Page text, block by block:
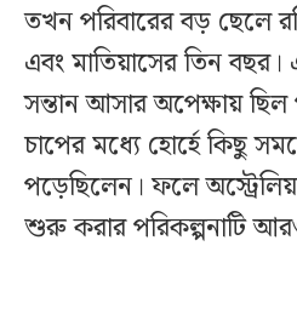
তখন পরিবারের বড় ছেলে
এবং মাতিয়াসের তিন
সন্তান আসার অপেক্ষায় ছিল
চাপের মধ্যে হোর্হে কিছু
পড়েছিলেন। ফলে
শুরু করার পরিকল্পনাটি